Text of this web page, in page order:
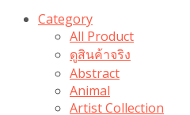
Category
All Product
ดูสินค้าจริง
Abstract
Animal
Artist Collection